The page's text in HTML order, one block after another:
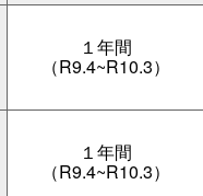
１年間
（R9.4~R10.3）
１年間
（R9.4~R10.3）